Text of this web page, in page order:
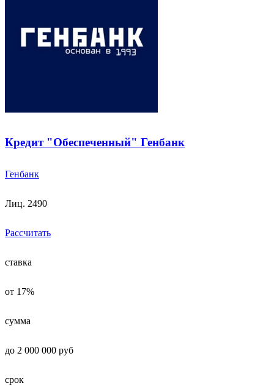
Кредит "Обеспеченный" Генбанк
Генбанк
Лиц. 2490
Рассчитать
ставка
от 17%
сумма
до 2 000 000 руб
срок